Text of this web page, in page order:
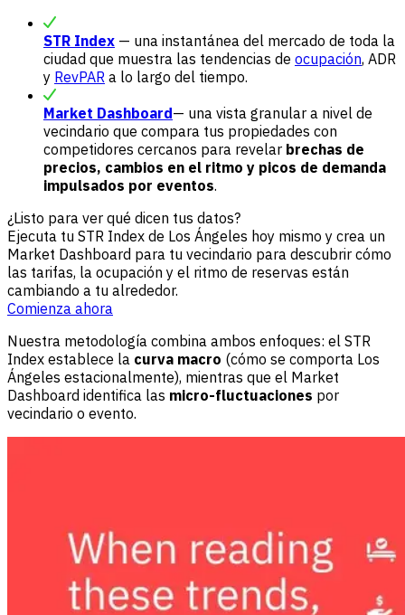
STR Index — una instantánea del mercado de toda la
ciudad que muestra las tendencias de ocupación, ADR
y RevPAR a lo largo del tiempo.
Market Dashboard— una vista granular a nivel de
vecindario que compara tus propiedades con
competidores cercanos para revelar brechas de
precios, cambios en el ritmo y picos de demanda
impulsados por eventos.
¿Listo para ver qué dicen tus datos?
Ejecuta tu STR Index de Los Ángeles hoy mismo y crea un
Market Dashboard para tu vecindario para descubrir cómo
las tarifas, la ocupación y el ritmo de reservas están
cambiando a tu alrededor.
Comienza ahora
Nuestra metodología combina ambos enfoques: el STR
Index establece la curva macro (cómo se comporta Los
Ángeles estacionalmente), mientras que el Market
Dashboard identifica las micro-fluctuaciones por
vecindario o evento.